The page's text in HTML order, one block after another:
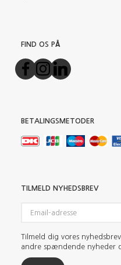
FIND OS PÅ
BETALINGSMETODER
TILMELD NYHEDSBREV
adresse
Tilmeld dig vores
andre spændende nyheder